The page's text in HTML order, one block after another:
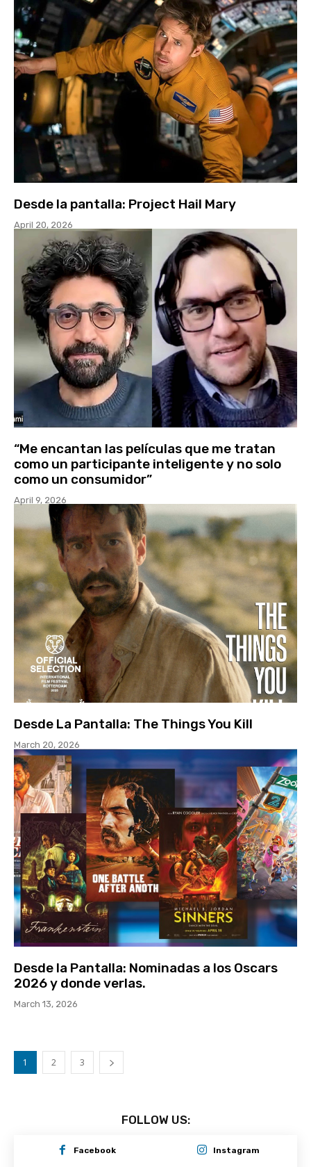
Desde la pantalla: Project Hail Mary
April 20, 2026
“Me encantan las películas que me tratan
como un participante inteligente y no solo
como un consumidor”
April 9, 2026
Desde La Pantalla: The Things You Kill
March 20, 2026
Desde la Pantalla: Nominadas a los Oscars
2026 y donde verlas.
March 13, 2026
1 2 3
FOLLOW US:
Facebook Instagram